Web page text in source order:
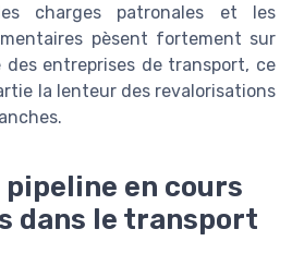
charges patronales et les
pèsent fortement sur
des entreprises de transport, ce
la lenteur des revalorisations
pipeline en cours
dans le transport